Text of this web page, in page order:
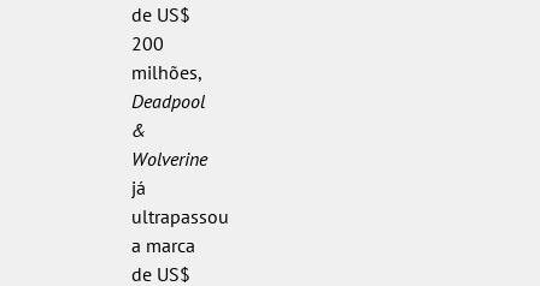
de US$
200
milhões,
Deadpool
&
Wolverine
já
ultrapassou
a marca
de US$